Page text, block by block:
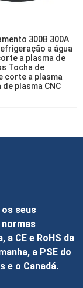
300B 300A
a água
a plasma de
Tocha de
corte a plasma
de plasma CNC
seus
normas
a CE e RoHS da
a PSE do
e o Canadá.